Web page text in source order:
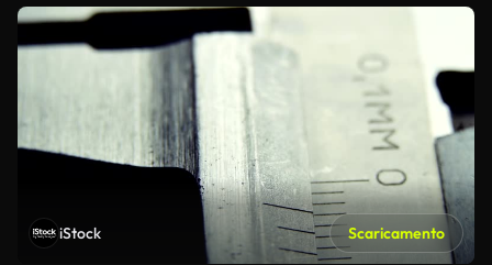
iStock Scaricamento